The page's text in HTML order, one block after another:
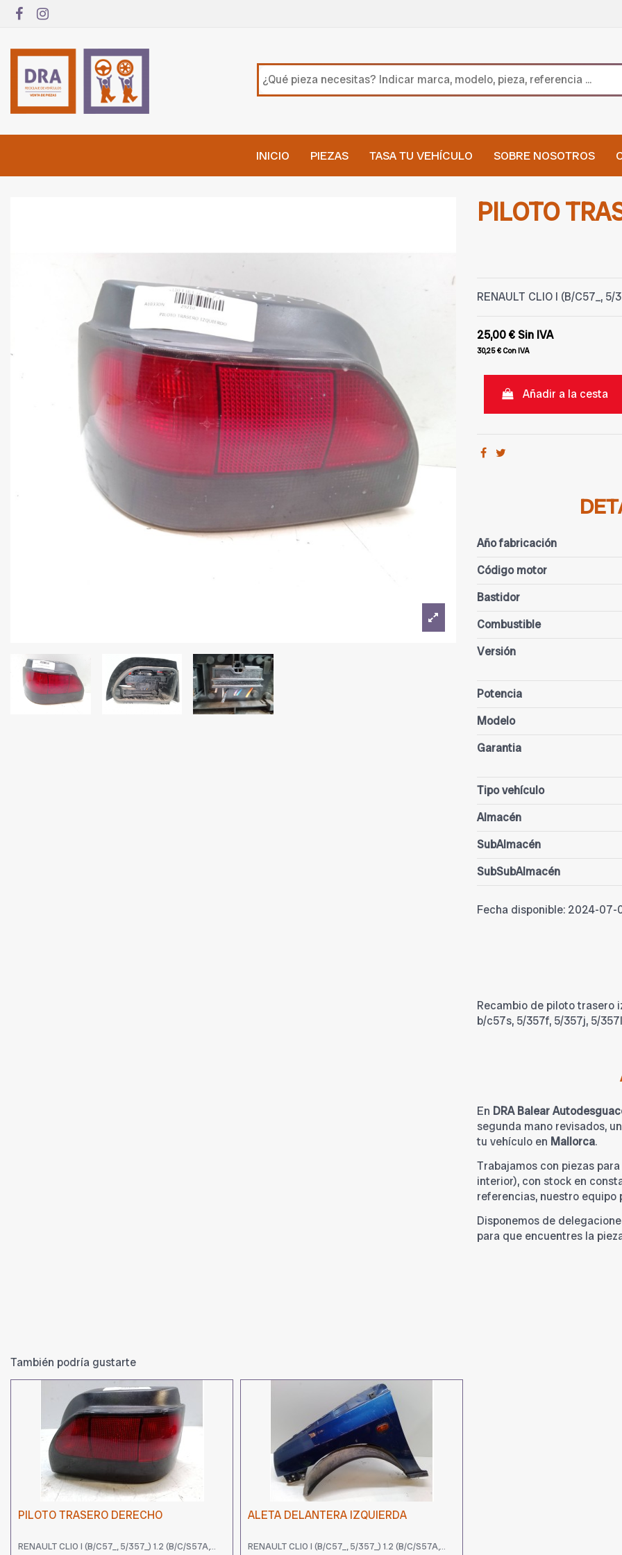
INICIO PIEZAS TASA TU VEHÍCULO SOBRE NOSOTROS
PILOTO
RENAULT CLIO I (B/C57_,
25,00 €Sin IVA
30,25 €Con IVA
Añadir a la cesta
Año fabricación
Código motor
Bastidor
Combustible
Versión
Potencia
Modelo
Garantia
Tipo vehículo
Almacén
SubAlmacén
SubSubAlmacén
Fecha disponible: 2024-07-
Recambio de piloto trasero
b/c57s, 5/357f, 5/357j, 5/
En DRA Balear
segunda mano revisados,
tu vehículo en Mallorca.
Trabajamos con piezas
interior), con stock en
referencias, nuestro equipo
Disponemos de
para que encuentres la
También podría gustarte
PILOTO TRASERO DERECHO
RENAULT CLIO I (B/C57_, 5/357_) 1.2 (B/C/S57A,...
ALETA DELANTERA IZQUIERDA
RENAULT CLIO I (B/C57_, 5/357_) 1.2 (B/C/S57A,...